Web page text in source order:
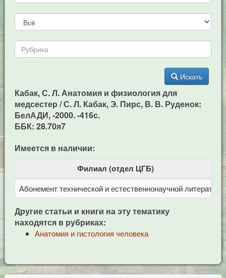
Искать
Кабак, С. Л. Анатомия и физиология для
медсестер / С. Л. Кабак, Э. Пирс, В. В. Руденок:
БелАДИ, -2000. -416c.
ББК: 28.70я7
Имеется в наличии:
Филиал (отдел ЦГБ)
Абонемент технической и естественнонаучной литерат
Другие статьи и книги на эту тематику
находятся в рубриках:
Анатомия и гистология человека